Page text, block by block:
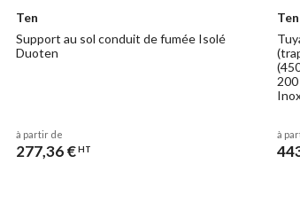
Ten
Support au sol conduit de fumée Isolé
Duoten
à partir de
277,36 €HT
Ten
à